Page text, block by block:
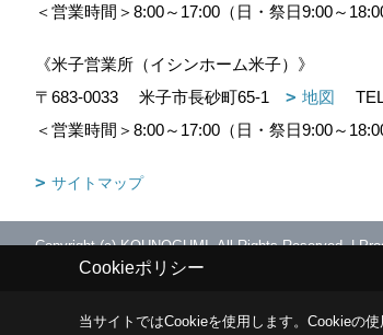
＜営業時間＞8:00～17:00（日・祭日9:00～
《米子営業所（イシンホーム米子）》
〒683-0033
米子市長砂町65-1 地図
＜営業時間＞8:00～17:00（日・祭日9:00～
サイトマップ
Copyright (c) KOUNOGUMI. All Rights Reserved.|
Cookieポリシー
当サイトではCookieを使用します。 Cookieの使